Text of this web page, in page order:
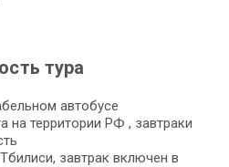
тура
автобусе
на территории РФ , завтраки
завтрак включен в